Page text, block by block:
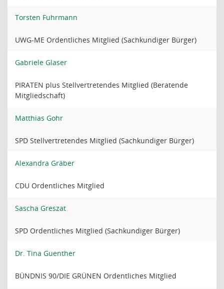
Torsten Fuhrmann
UWG-ME Ordentliches Mitglied (Sachkundiger Bürger)
Gabriele Glaser
PIRATEN plus Stellvertretendes Mitglied (Beratende
Mitgliedschaft)
Matthias Gohr
SPD Stellvertretendes Mitglied (Sachkundiger Bürger)
Alexandra Gräber
CDU Ordentliches Mitglied
Sascha Greszat
SPD Ordentliches Mitglied (Sachkundiger Bürger)
Dr. Tina Guenther
BÜNDNIS 90/DIE GRÜNEN Ordentliches Mitglied